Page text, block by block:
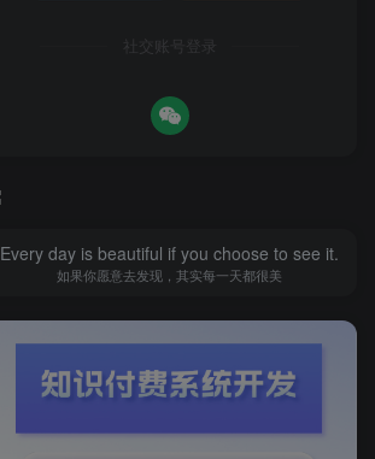
社交账号登录
Every day is beautiful if you choose to see it.
如果你愿意去发现，其实每一天都很美